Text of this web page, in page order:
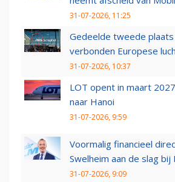
31-07-2026, 11:25
Gedeelde tweede plaats
verbonden Europese
31-07-2026, 10:37
LOT opent in maart
naar Hanoi
31-07-2026, 9:59
Voormalig financieel
Swelheim aan de slag bij
31-07-2026, 9:09